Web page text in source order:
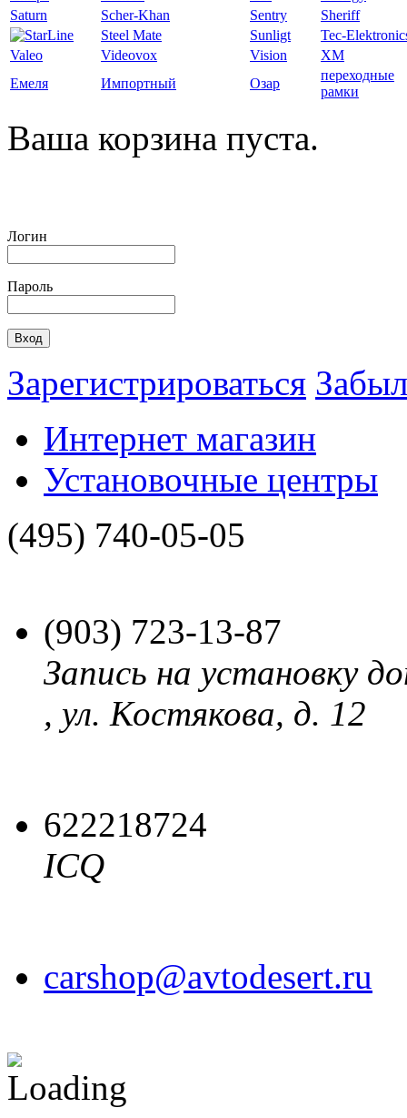
Saturn
Scher-Khan Sentry
Sheriff
Steel Mate
Sunligt
Tec-
Valeo
Videovox Vision
XM
Емеля
Импортный Озар
переходные
рамки
Ваша корзина пуста.
Логин
Пароль
Зарегистрироваться
Интернет магазин
Установочные центры
(495) 740-05-05
(903) 723-13-87
Запись на установку
, ул. Костякова, д. 12
622218724
ICQ
carshop@avtodesert.ru